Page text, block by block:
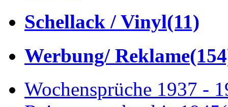
Schellack / Vinyl(11)
Werbung/ Reklame
Wochensprüche 1937 -